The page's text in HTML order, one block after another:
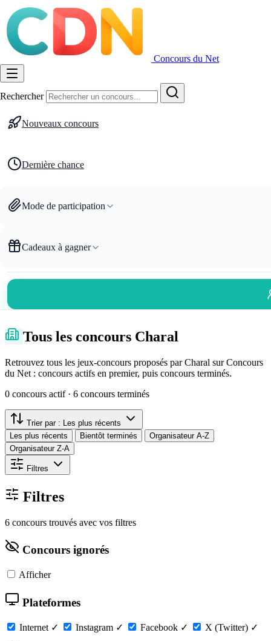
Concours du Net
Rechercher
Nouveaux concours
Dernière chance
Mode de participation
Cadeaux à gagner
Tous les concours Charal
Retrouvez tous les jeux-concours proposés par Charal sur Concours
du Net : concours actifs en premier, puis concours terminés.
0 concours actif · 6 concours terminés
Trier par :
Les plus récents
Les plus récents
Bientôt terminés
Organisateur A-Z
Organisateur Z-A
Filtres
Filtres
6 concours trouvés avec vos filtres
Concours ignorés
Afficher
Plateformes
Internet ✓ Instagram ✓ Facebook ✓ X (Twitter) ✓